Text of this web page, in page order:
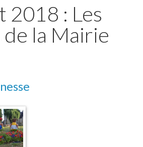
2018 : Les
la Mairie